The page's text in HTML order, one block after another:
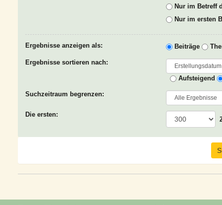
Nur im Betreff
Nur im ersten
Ergebnisse anzeigen als: Beiträge
Ergebnisse sortieren nach:
Aufsteigend
Suchzeitraum begrenzen:
Die ersten: